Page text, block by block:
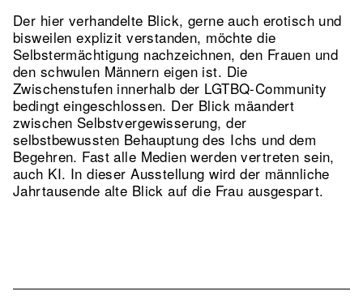
Der hier verhandelte Blick, gerne auch erotisch und
bisweilen explizit verstanden, möchte die
Selbstermächtigung nachzeichnen, den Frauen und
den schwulen Männern eigen ist. Die
Zwischenstufen innerhalb der LGTBQ-Community
bedingt eingeschlossen. Der Blick mäandert
zwischen Selbstvergewisserung, der
selbstbewussten Behauptung des Ichs und dem
Begehren. Fast alle Medien werden vertreten sein,
auch KI. In dieser Ausstellung wird der männliche
Jahrtausende alte Blick auf die Frau ausgespart.